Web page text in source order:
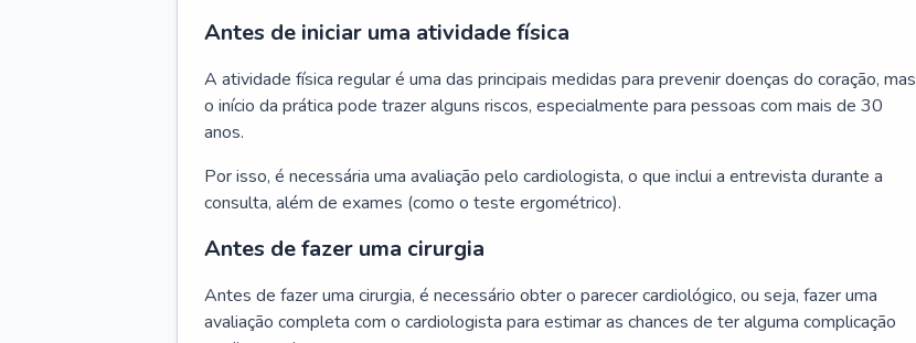
Antes de iniciar uma atividade física
A atividade física regular é uma das principais medidas para prevenir doenças do coração, mas
o início da prática pode trazer alguns riscos, especialmente para pessoas com mais de 30
anos.
Por isso, é necessária uma avaliação pelo cardiologista, o que inclui a entrevista durante a
consulta, além de exames (como o teste ergométrico).
Antes de fazer uma cirurgia
Antes de fazer uma cirurgia, é necessário obter o parecer cardiológico, ou seja, fazer uma
avaliação completa com o cardiologista para estimar as chances de ter alguma complicação